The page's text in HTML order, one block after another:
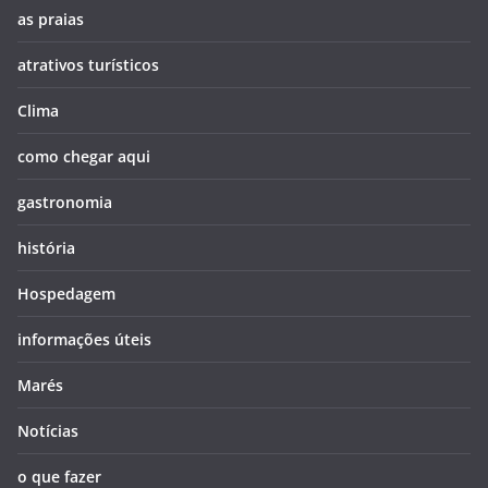
as praias
atrativos turísticos
Clima
como chegar aqui
gastronomia
história
Hospedagem
informações úteis
Marés
Notícias
o que fazer